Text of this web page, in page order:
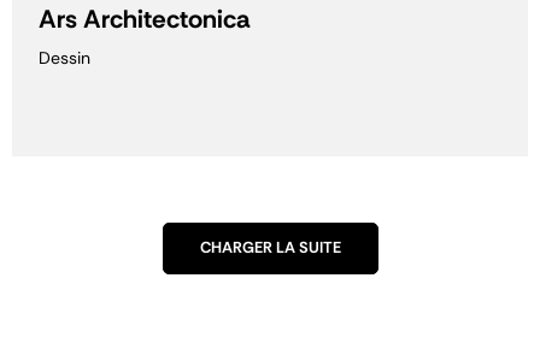
Ars Architectonica
Dessin
CHARGER LA SUITE